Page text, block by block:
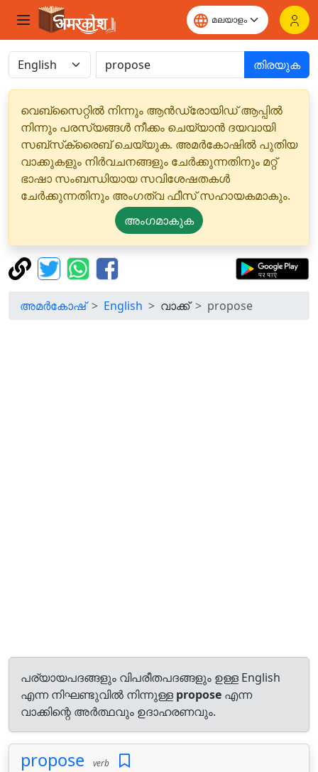
തിരയുക
വെബ്‌സൈറ്റിൽ നിന്നും ആൻഡ്രോയിഡ് ആപ്പിൽ
നിന്നും പരസ്യങ്ങൾ നീക്കം ചെയ്യാൻ ദയവായി
സബ്‌സ്‌ക്രൈബ് ചെയ്യുക. അമർകോഷിൽ പുതിയ
വാക്കുകളും നിർവചനങ്ങളും ചേർക്കുന്നതിനും മറ്റ്
ഭാഷാ സംബന്ധിയായ സവിശേഷതകൾ
ചേർക്കുന്നതിനും അംഗത്വ ഫീസ് സഹായകമാകും.
അംഗമാകുക
അമർകോഷ് English വാക്ക് propose
പര്യായപദങ്ങളും വിപരീതപദങ്ങളും ഉള്ള English
എന്ന നിഘണ്ടുവിൽ നിന്നുള്ള propose എന്ന
വാക്കിന്റെ അർത്ഥവും ഉദാഹരണവും.
propose verb